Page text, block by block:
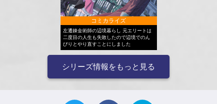
コミカライズ
左遷錬金術師の辺境暮らし 元エリートは
二度目の人生も失敗したので辺境でのん
びりとやり直すことにしました
シリーズ情報をもっと見る